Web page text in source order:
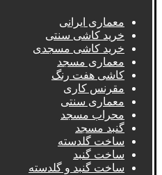
معماری ایرانی
خرید کاشی سنتی
خرید کاشی مسجدی
معماری مسجد
کاشی هفت رنگ
مقرنس کاری
معماری سنتی
محراب مسجد
گنبد مسجد
ساخت گلدسته
ساخت گنبد
ساخت گنبد و گلدسته